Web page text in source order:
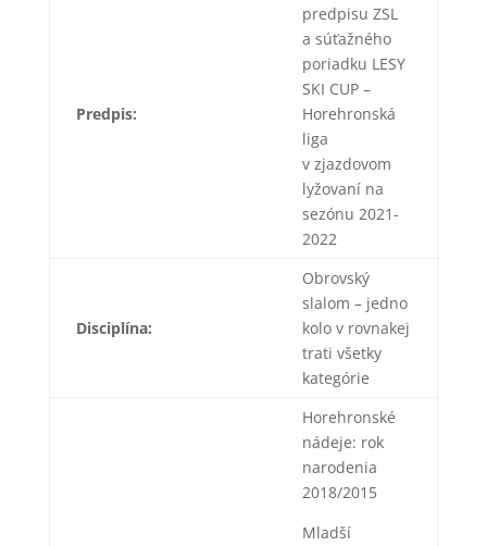
Predpis:
predpisu ZSL
a súťažného
poriadku LESY
SKI CUP –
Horehronská
liga
v zjazdovom
lyžovaní na
sezónu 2021-
2022
Disciplína:
Obrovský
slalom – jedno
kolo v rovnakej
trati všetky
kategórie
Horehronské
nádeje: rok
narodenia
2018/2015
Mladší